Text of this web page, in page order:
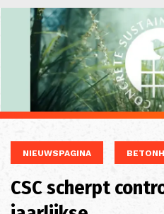
inhoud
NIEUWSPAGINA
CSC scherpt